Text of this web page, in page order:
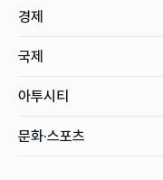
경제
국제
아투시티
문화·스포츠